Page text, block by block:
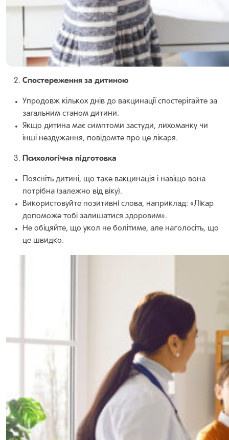
Спостереження за дитиною
Упродовж кількох днів до вакцинації спостерігайте за
загальним станом дитини.
Якщо дитина має симптоми застуди, лихоманку чи
інші нездужання, повідомте про це лікаря.
Психологічна підготовка
Поясніть дитині, що таке вакцинація і навіщо вона
потрібна (залежно від віку).
Використовуйте позитивні слова, наприклад: «Лікар
допоможе тобі залишатися здоровим».
Не обіцяйте, що укол не болітиме, але наголосіть, що
це швидко.